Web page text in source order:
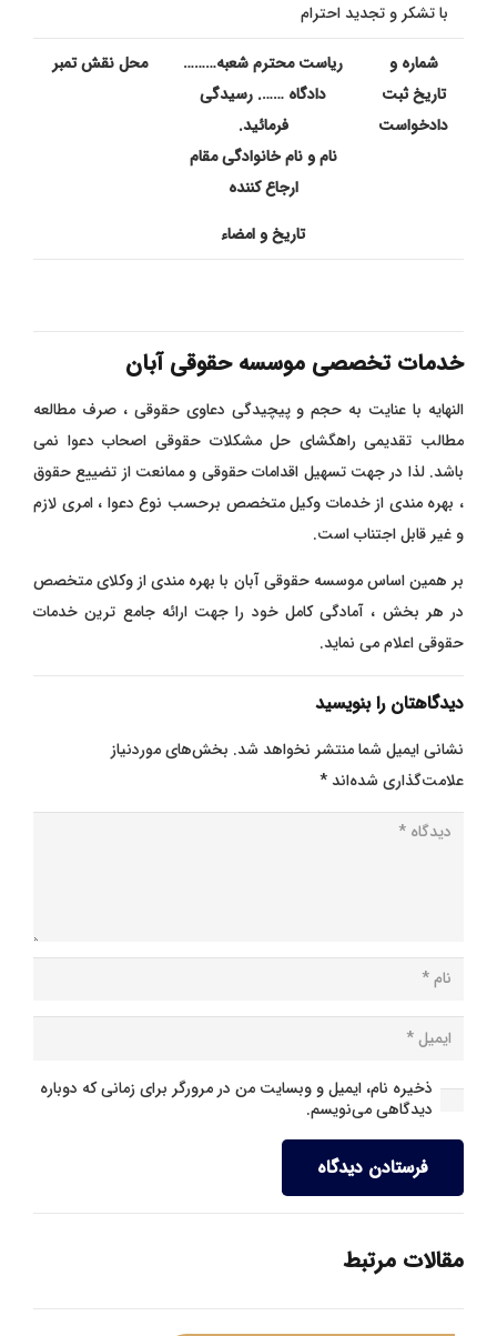
با تشکر و تجدید احترام
شماره و
تاریخ ثبت
دادخواست
ریاست محترم شعبه………
دادگاه ……. رسیدگی
فرمائید.
نام و نام خانوادگی مقام
ارجاع کننده
تاریخ و امضاء
محل نقش تمبر
خدمات تخصصی موسسه حقوقی آبان
النهایه با عنایت به حجم و پیچیدگی دعاوی حقوقی ، صرف مطالعه
مطالب تقدیمی راهگشای حل مشکلات حقوقی اصحاب دعوا نمی
باشد. لذا در جهت تسهیل اقدامات حقوقی و ممانعت از تضییع حقوق
، بهره مندی از خدمات وکیل متخصص برحسب نوع دعوا ، امری لازم
و غیر قابل اجتناب است.
بر همین اساس موسسه حقوقی آبان با بهره مندی از وکلای متخصص
در هر بخش ، آمادگی کامل خود را جهت ارائه جامع ترین خدمات
حقوقی اعلام می نماید.
دیدگاهتان را بنویسید
نشانی ایمیل شما منتشر نخواهد شد. بخش‌های موردنیاز
علامت‌گذاری شده‌اند*
ذخیره نام، ایمیل و وبسایت من در مرورگر برای زمانی که دوباره
دیدگاهی می‌نویسم.
فرستادن دیدگاه
مقالات مرتبط